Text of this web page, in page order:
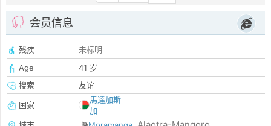
会员信息
残疾
未标明
Age
41 岁
搜索
友谊
国家
馬達加斯
加